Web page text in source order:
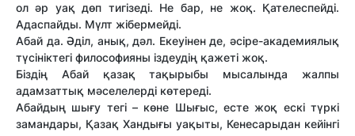
ол әр уақ дөп тигізеді. Не бар, не жоқ. Қателеспейді.
Адаспайды. Мүлт жібермейді.
Абай да. Әділ, анық, дәл. Екеуінен де, әсіре-академиялық
түсініктегі философияны іздеудің қажеті жоқ.
Біздің Абай қазақ тақырыбы мысалында жалпы
адамзаттық мәселелерді көтереді.
Абайдың шығу тегі – көне Шығыс, есте жоқ ескі түркі
замандары, Қазақ Хандығы уақыты, Кенесарыдан кейінгі